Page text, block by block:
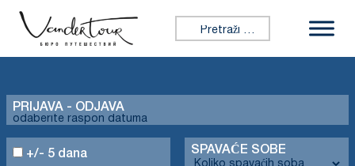
Tražiti:
PRIJAVA - ODJAVA
SPAVAĆE SOBE
+/- 5 dana